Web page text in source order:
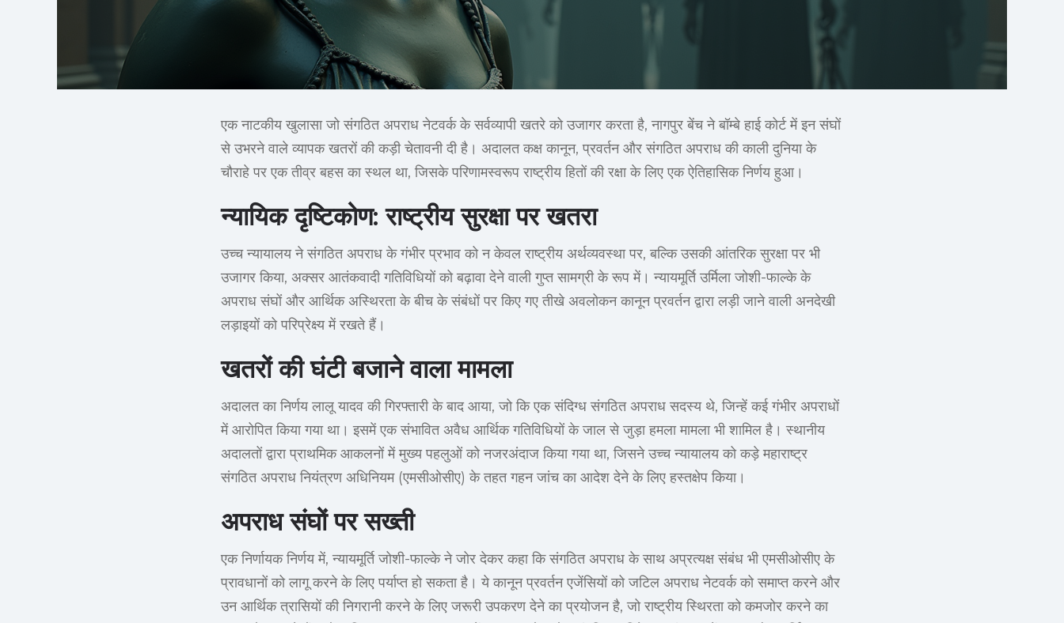
एक नाटकीय खुलासा जो संगठित अपराध नेटवर्क के सर्वव्यापी खतरे को उजागर करता है, नागपुर बेंच ने बॉम्बे हाई कोर्ट में इन संघों
से उभरने वाले व्यापक खतरों की कड़ी चेतावनी दी है। अदालत कक्ष कानून, प्रवर्तन और संगठित अपराध की काली दुनिया के
चौराहे पर एक तीव्र बहस का स्थल था, जिसके परिणामस्वरूप राष्ट्रीय हितों की रक्षा के लिए एक ऐतिहासिक निर्णय हुआ।
न्यायिक दृष्टिकोण: राष्ट्रीय सुरक्षा पर खतरा
उच्च न्यायालय ने संगठित अपराध के गंभीर प्रभाव को न केवल राष्ट्रीय अर्थव्यवस्था पर, बल्कि उसकी आंतरिक सुरक्षा पर भी
उजागर किया, अक्सर आतंकवादी गतिविधियों को बढ़ावा देने वाली गुप्त सामग्री के रूप में। न्यायमूर्ति उर्मिला जोशी-फाल्के के
अपराध संघों और आर्थिक अस्थिरता के बीच के संबंधों पर किए गए तीखे अवलोकन कानून प्रवर्तन द्वारा लड़ी जाने वाली अनदेखी
लड़ाइयों को परिप्रेक्ष्य में रखते हैं।
खतरों की घंटी बजाने वाला मामला
अदालत का निर्णय लालू यादव की गिरफ्तारी के बाद आया, जो कि एक संदिग्ध संगठित अपराध सदस्य थे, जिन्हें कई गंभीर अपराधों
में आरोपित किया गया था। इसमें एक संभावित अवैध आर्थिक गतिविधियों के जाल से जुड़ा हमला मामला भी शामिल है। स्थानीय
अदालतों द्वारा प्राथमिक आकलनों में मुख्य पहलुओं को नजरअंदाज किया गया था, जिसने उच्च न्यायालय को कड़े महाराष्ट्र
संगठित अपराध नियंत्रण अधिनियम (एमसीओसीए) के तहत गहन जांच का आदेश देने के लिए हस्तक्षेप किया।
अपराध संघों पर सख्ती
एक निर्णायक निर्णय में, न्यायमूर्ति जोशी-फाल्के ने जोर देकर कहा कि संगठित अपराध के साथ अप्रत्यक्ष संबंध भी एमसीओसीए के
प्रावधानों को लागू करने के लिए पर्याप्त हो सकता है। ये कानून प्रवर्तन एजेंसियों को जटिल अपराध नेटवर्क को समाप्त करने और
उन आर्थिक त्रासियों की निगरानी करने के लिए जरूरी उपकरण देने का प्रयोजन है, जो राष्ट्रीय स्थिरता को कमजोर करने का